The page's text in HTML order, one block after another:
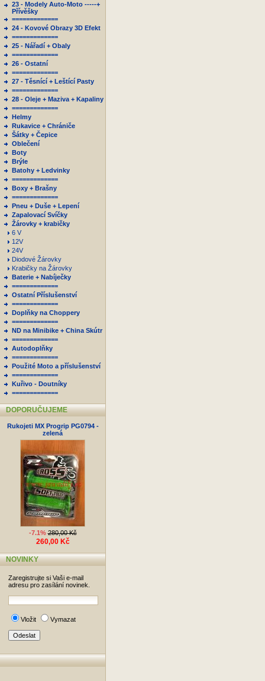
23 - Modely Auto-Moto -----+
Přívěšky
=============
24 - Kovové Obrazy 3D Efekt
=============
25 - Nářadí + Obaly
=============
26 - Ostatní
=============
27 - Těsnící + Leštící Pasty
=============
28 - Oleje + Maziva + Kapaliny
=============
Helmy
Rukavice + Chrániče
Šátky + Čepice
Oblečení
Boty
Brýle
Batohy + Ledvinky
=============
Boxy + Brašny
=============
Pneu + Duše + Lepení
Zapalovací Svíčky
Žárovky + krabičky
6 V
12V
24V
Diodové Žárovky
Krabičky na Žárovky
Baterie + Nabíječky
=============
Ostatní Příslušenství
=============
Doplňky na Choppery
=============
ND na Minibike + China Skútr
=============
Autodoplňky
=============
Použité Moto a příslušenství
=============
Kuřivo - Doutníky
=============
DOPORUČUJEME
Rukojeti MX Progrip PG0794 -
zelená
-7.1%280,00 Kč
260,00 Kč
NOVINKY
Zaregistrujte si Vaši e-mail
adresu pro zasílání novinek.
Vložit Vymazat